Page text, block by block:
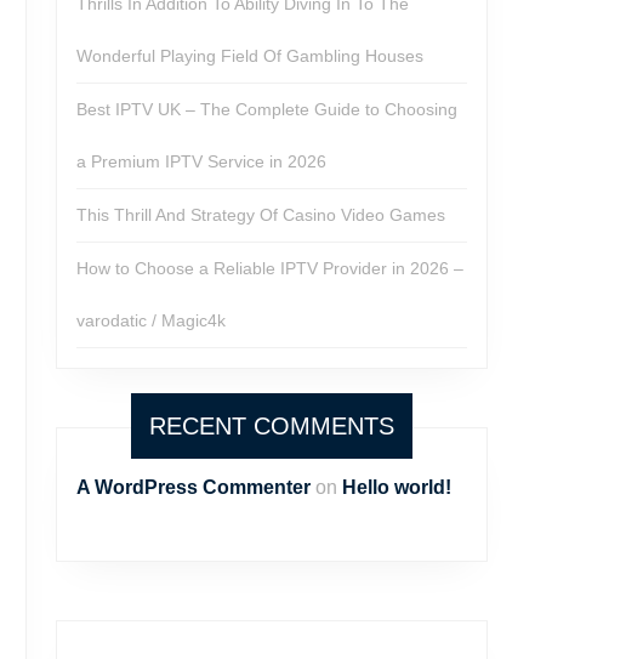
Wonderful Playing Field Of Gambling Houses
Best IPTV UK – The Complete Guide to Choosing
a Premium IPTV Service in 2026
This Thrill And Strategy Of Casino Video Games
How to Choose a Reliable IPTV Provider in 2026 –
varodatic / Magic4k
RECENT COMMENTS
A WordPress Commenter on Hello world!